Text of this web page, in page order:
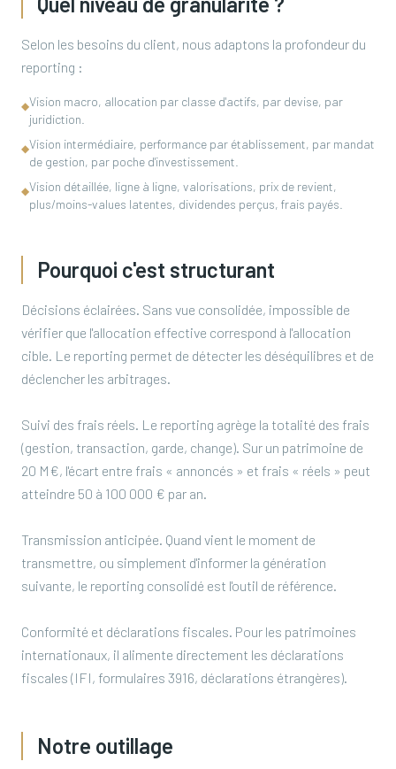
Selon les besoins du client, nous adaptons la profondeur du
reporting :
◆Vision macro, allocation par classe d'actifs, par devise, par
juridiction.
◆Vision intermédiaire, performance par établissement, par mandat
de gestion, par poche d'investissement.
◆Vision détaillée, ligne à ligne, valorisations, prix de revient,
plus/moins-values latentes, dividendes perçus, frais payés.
Pourquoi c'est structurant
Décisions éclairées. Sans vue consolidée, impossible de
vérifier que l'allocation effective correspond à l'allocation
cible. Le reporting permet de détecter les déséquilibres et de
déclencher les arbitrages.
Suivi des frais réels. Le reporting agrège la totalité des frais
(gestion, transaction, garde, change). Sur un patrimoine de
20 M€, l'écart entre frais « annoncés » et frais « réels » peut
atteindre 50 à 100 000 € par an.
Transmission anticipée. Quand vient le moment de
transmettre, ou simplement d'informer la génération
suivante, le reporting consolidé est l'outil de référence.
Conformité et déclarations fiscales. Pour les patrimoines
internationaux, il alimente directement les déclarations
fiscales (IFI, formulaires 3916, déclarations étrangères).
Notre outillage